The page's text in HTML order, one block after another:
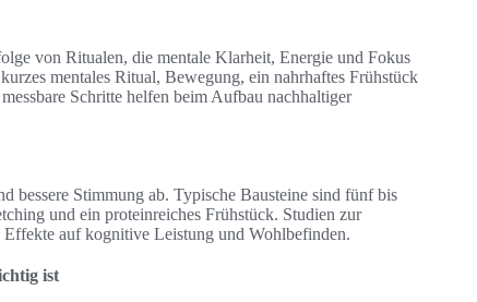
von Ritualen, die mentale Klarheit, Energie und Fokus
mentales Ritual, Bewegung, ein nahrhaftes Frühstück
Schritte helfen beim Aufbau nachhaltiger
bessere Stimmung ab. Typische Bausteine sind fünf bis
und ein proteinreiches Frühstück. Studien zur
auf kognitive Leistung und Wohlbefinden.
ist